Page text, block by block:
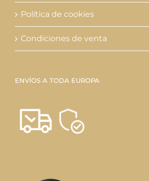
Política de cookies
Condiciones de venta
ENVÍOS A TODA EUROPA